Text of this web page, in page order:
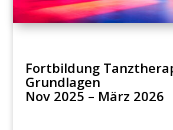
Fortbildung
Grundlagen
Nov 2025 – März 2026